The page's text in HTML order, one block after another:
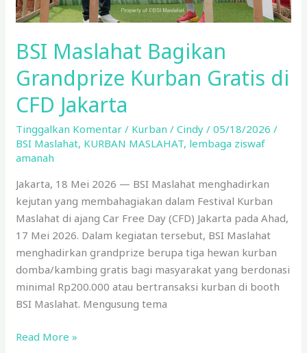
BSI Maslahat Bagikan
Grandprize Kurban Gratis di
CFD Jakarta
Tinggalkan Komentar / Kurban /Cindy/05/18/2026/
BSI Maslahat, KURBAN MASLAHAT, lembaga ziswaf
amanah
Jakarta, 18 Mei 2026 — BSI Maslahat menghadirkan
kejutan yang membahagiakan dalam Festival Kurban
Maslahat di ajang Car Free Day (CFD) Jakarta pada Ahad,
17 Mei 2026. Dalam kegiatan tersebut, BSI Maslahat
menghadirkan grandprize berupa tiga hewan kurban
domba/kambing gratis bagi masyarakat yang berdonasi
minimal Rp200.000 atau bertransaksi kurban di booth
BSI Maslahat. Mengusung tema
Read More »